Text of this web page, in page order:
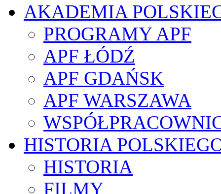
AKADEMIA
PROGRAMY APF
APF ŁÓDŹ
APF GDAŃSK
APF WARSZAWA
HISTORIA
HISTORIA
FILMY